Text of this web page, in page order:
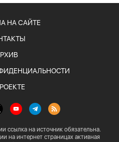
НА САЙТЕ
ссылка на источник обязательна.
на интернет страницах активная